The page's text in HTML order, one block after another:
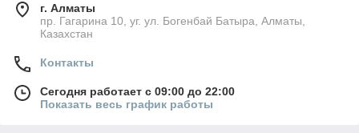
г. Алматы
пр. Гагарина 10, уг. ул. Богенбай Батыра, Алматы,
Казахстан
Контакты
Сегодня работает с 09:00 до 22:00
Показать весь график работы